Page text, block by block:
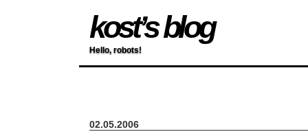
kost’s blog
Hello, robots!
02.05.2006